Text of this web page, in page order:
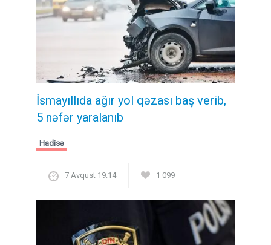
İsmayıllıda ağır yol qəzası baş verib,
5 nəfər yaralanıb
Hadisə
7 Avqust 19:14 1 099